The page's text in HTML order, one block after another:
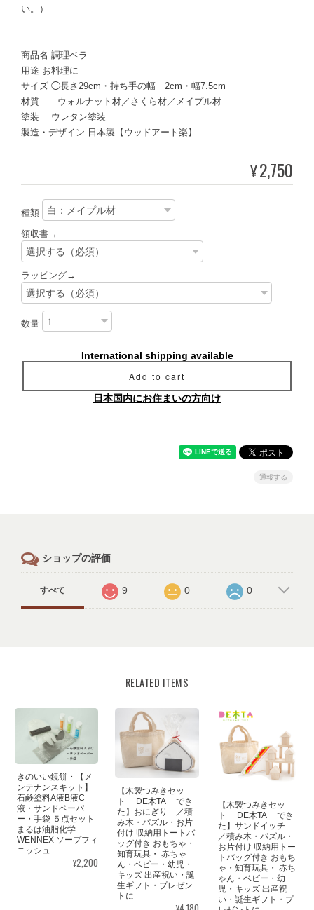
い。）
商品名 調理ベラ
用途 お料理に
サイズ ◯長さ29cm・持ち手の幅 2cm・幅7.5cm
材質 ウォルナット材／さくら材／メイプル材
塗装 ウレタン塗装
製造・デザイン 日本製【ウッドアート楽】
¥2,750
種類
領収書→
ラッピング→
数量
International shipping available
Add to cart
日本国内にお住まいの方向け
通報する
ショップの評価
すべて 9 0 0
RELATED ITEMS
きのいい鏡餅・【メ
ンテナンスキット】
石鹸塗料A液B液C
液・サンドペーパ
ー・手袋 ５点セット
まるは油脂化学
WENNEX ソープフィ
ニッシュ
¥2,200
【木製つみきセッ
ト DE木TA でき
た】おにぎり ／積
み木・パズル・お片
付け 収納用トートバ
ッグ付き おもちゃ・
知育玩具・ 赤ちゃ
ん・ベビー・幼児・
キッズ 出産祝い・誕
生ギフト・プレゼン
トに
【木製つみきセッ
ト DE木TA でき
た】サンドイッチ
／積み木・パズル・
お片付け 収納用トー
トバッグ付き おもち
ゃ・知育玩具・ 赤ち
ゃん・ベビー・幼
児・キッズ 出産祝
い・誕生ギフト・プ